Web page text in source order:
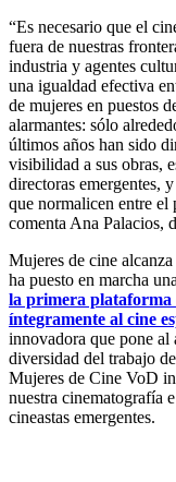
“Es necesario que el
fuera de nuestras
industria y agentes
una igualdad efectiva
de mujeres en puestos
alarmantes: sólo
últimos años han sido
visibilidad a sus obras,
directoras emergentes,
que normalicen entre el
comenta Ana Palacios,
Mujeres de cine
ha puesto en marcha
la primera plataforma
íntegramente al cine
innovadora que pone al
diversidad del trabajo
Mujeres de Cine VoD
nuestra cinematografía
cineastas emergentes.